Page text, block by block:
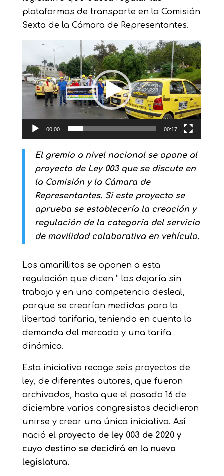
plataformas de transporte en la Comisión
Sexta de la Cámara de Representantes.
Reproductor
vídeo
00:00 00:17
El gremio a nivel nacional se opone al
proyecto de Ley 003 que se discute en
la Comisión y la Cámara de
Representantes. Si este proyecto se
aprueba se establecería la creación y
regulación de la categoría del servicio
de movilidad colaborativa en vehículo.
Los amarillitos se oponen a esta
regulación que dicen “ los dejaría sin
trabajo y en una competencia desleal,
porque se crearían medidas para la
libertad tarifaria, teniendo en cuenta la
demanda del mercado y una tarifa
dinámica.
Esta iniciativa recoge seis proyectos de
ley, de diferentes autores, que fueron
archivados, hasta que el pasado 16 de
diciembre varios congresistas decidieron
unirse y crear una única iniciativa. Así
nació el proyecto de ley 003 de 2020 y
cuyo destino se decidirá en la nueva
legislatura.